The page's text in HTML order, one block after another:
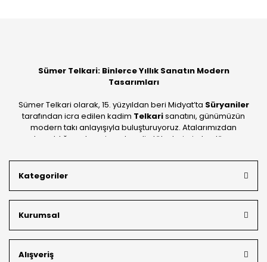
Sümer Telkari: Binlerce Yıllık Sanatın Modern
Tasarımları
Sümer Telkari olarak, 15. yüzyıldan beri Midyat’ta Süryaniler
tarafından icra edilen kadim Telkarisanatını, günümüzün
modern takı anlayışıyla buluşturuyoruz. Atalarımızdan
devraldığımız bu mirası; kendi atölyelerimizde, dünya
Mardin’in tarihi dokusunu yansıtan geleneksel işlemeleri, her
müşterilerimizin özel siparişlerini benzersiz bir titizlikle
hazırlıyor; köklü geçmişimizi geleceğin takı modasına
güvenle taşıyoruz.
Kategoriler
Kurumsal
Alışveriş